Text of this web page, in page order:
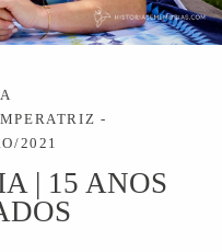
2021
| 15 ANOS